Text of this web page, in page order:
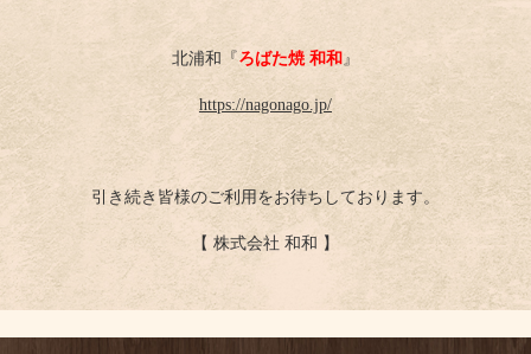
北浦和『ろばた焼 和和 』
https://nagonago.jp/
引き続き皆様のご利用をお待ちしております。
【 株式会社 和和 】